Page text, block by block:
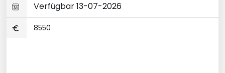
Verfügbar 13-07-2026
8550